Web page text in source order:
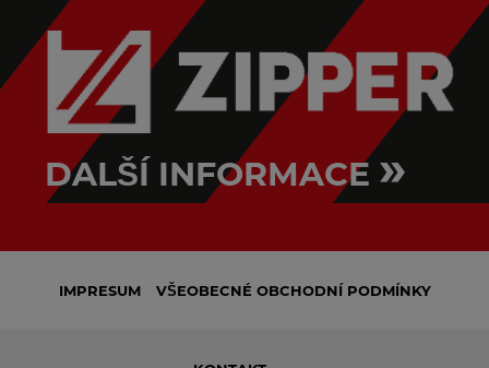
DALŠÍ INFORMACE »
IMPRESUM VŠEOBECNÉ OBCHODNÍ PODMÍNKY